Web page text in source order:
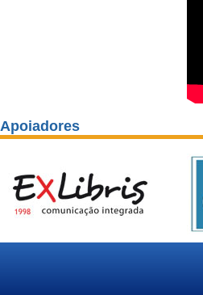
Apoiadores